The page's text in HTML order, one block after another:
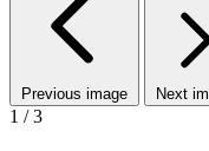
Previous image Next
1 / 3